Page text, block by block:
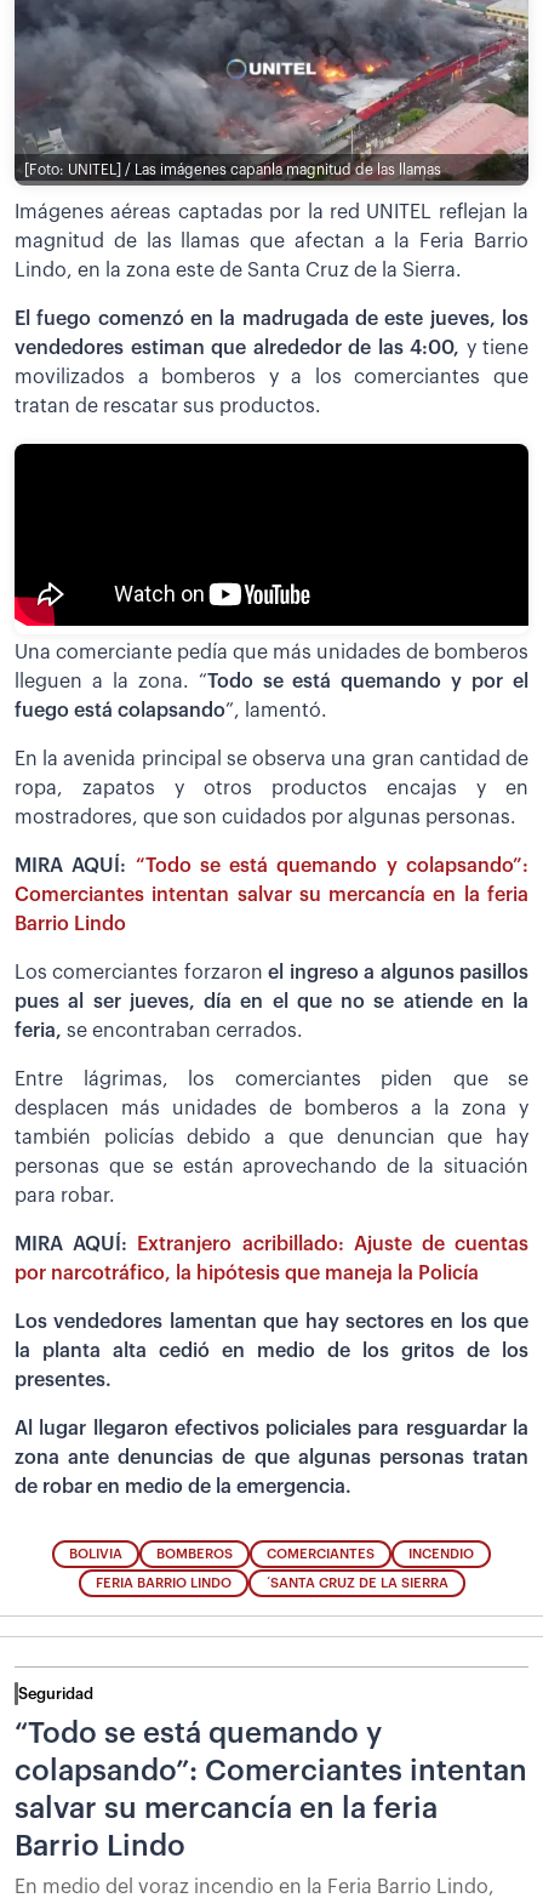
[Foto: UNITEL] / Las imágenes capanla magnitud de las llamas
Imágenes aéreas captadas por la red UNITEL reflejan la
magnitud de las llamas que afectan a la Feria Barrio
Lindo, en la zona este de Santa Cruz de la Sierra.
El fuego comenzó en la madrugada de este jueves, los
vendedores estiman que alrededor de las 4:00, y tiene
movilizados a bomberos y a los comerciantes que
tratan de rescatar sus productos.
Una comerciante pedía que más unidades de bomberos
lleguen a la zona. “Todo se está quemando y por el
fuego está colapsando”, lamentó.
En la avenida principal se observa una gran cantidad de
ropa, zapatos y otros productos encajas y en
mostradores, que son cuidados por algunas personas.
MIRA AQUÍ: “Todo se está quemando y colapsando”:
Comerciantes intentan salvar su mercancía en la feria
Barrio Lindo
Los comerciantes forzaronel ingreso a algunos pasillos
pues al ser jueves, día en el que no se atiende en la
feria, se encontraban cerrados.
Entre lágrimas, los comerciantes piden que se
desplacen más unidades de bomberos a la zona y
también policías debido a que denuncian que hay
personas que se están aprovechando de la situación
para robar.
MIRA AQUÍ:
Extranjero acribillado: Ajuste de cuentas
por narcotráfico, la hipótesis que maneja la Policía
Los vendedores lamentan que hay sectores en los que
la planta alta cedió en medio de los gritos de los
presentes.
Al lugar llegaron efectivos policiales para resguardar la
zona ante denuncias de que algunas personas tratan
de robar en medio de la emergencia.
BOLIVIA BOMBEROS COMERCIANTES INCENDIO
FERIA BARRIO LINDO ´SANTA CRUZ DE LA SIERRA
Seguridad
“Todo se está quemando y
colapsando”: Comerciantes intentan
salvar su mercancía en la feria
Barrio Lindo
En medio del voraz incendio en la Feria Barrio Lindo,